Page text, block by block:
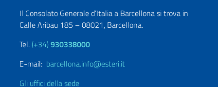
Il Consolato Generale d’Italia a Barcellona si trova in
Calle Aribau 185 – 08021, Barcellona.
Tel. (+34) 930338000
E-mail: barcellona.info@esteri.it
Gli uffici della sede